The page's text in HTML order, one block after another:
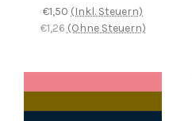
€1,50 (Inkl. Steuern)
€1,26 (Ohne Steuern)